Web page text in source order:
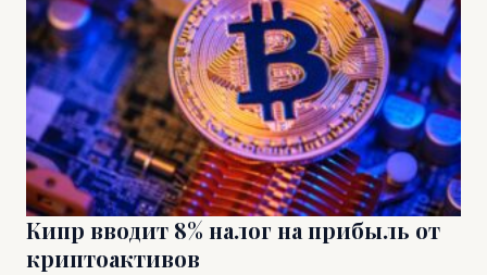
Кипр вводит 8% налог на прибыль от
криптоактивов